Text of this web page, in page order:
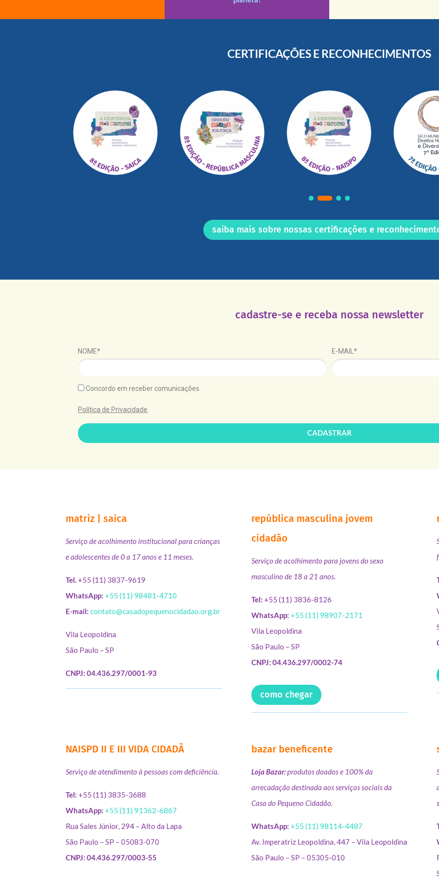
CERTIFICAÇÕES E RECONHECIMENTOS
saiba mais sobre nossas certificações e
cadastre-se e receba nossa newsletter
NOME* E-MAIL*
Concordo em receber comunicações.
Política de Privacidade
CADASTRAR
matriz | saica
Serviço de acolhimento institucional para crianças
e adolescentes de 0 a 17 anos e 11 meses.
Tel. +55 (11) 3837-9619
WhatsApp: +55 (11) 98481-4710
E-mail: contato@casadopequenocidadao.org.br
Vila Leopoldina
São Paulo – SP
CNPJ: 04.436.297/0001-93
república masculina jovem
cidadão
Serviço de acolhimento para jovens do sexo
masculino de 18 a 21 anos.
Tel: +55 (11) 3836-8126
WhatsApp: +55 (11) 98907-2171
Vila Leopoldina
São Paulo – SP
CNPJ: 04.436.297/0002-74
como chegar
NAISPD II E III VIDA CIDADÃ
Serviço de atendimento à pessoas com deficiência.
Tel: +55 (11) 3835-3688
WhatsApp: +55 (11) 91362-6867
Rua Sales Júnior, 294 – Alto da Lapa
São Paulo – SP – 05083-070
CNPJ: 04.436.297/0003-55
bazar beneficente
Loja Bazar:produtos doados e 100% da
arrecadação destinada aos serviços sociais da
Casa do Pequeno Cidadão.
WhatsApp: +55 (11) 98114-4487
Av. Imperatriz Leopoldina, 447 – Vila Leopoldina
São Paulo – SP – 05305-010